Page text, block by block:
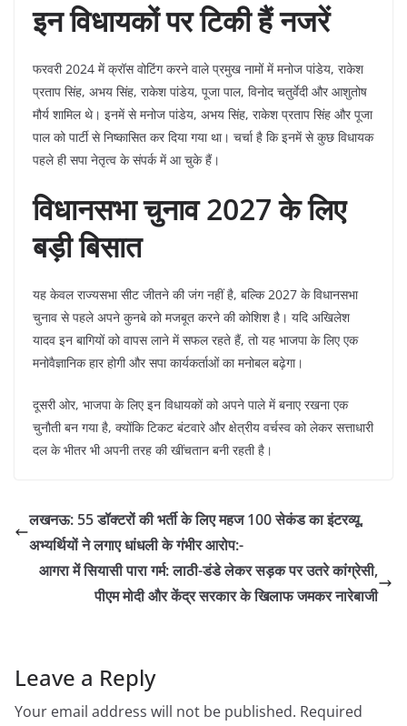
इन विधायकों पर टिकी हैं नजरें
​फरवरी 2024 में क्रॉस वोटिंग करने वाले प्रमुख नामों में मनोज पांडेय, राकेश
प्रताप सिंह, अभय सिंह, राकेश पांडेय, पूजा पाल, विनोद चतुर्वेदी और आशुतोष
मौर्य शामिल थे। इनमें से मनोज पांडेय, अभय सिंह, राकेश प्रताप सिंह और पूजा
पाल को पार्टी से निष्कासित कर दिया गया था। चर्चा है कि इनमें से कुछ विधायक
पहले ही सपा नेतृत्व के संपर्क में आ चुके हैं।
विधानसभा चुनाव 2027 के लिए
बड़ी बिसात
​यह केवल राज्यसभा सीट जीतने की जंग नहीं है, बल्कि 2027 के विधानसभा
चुनाव से पहले अपने कुनबे को मजबूत करने की कोशिश है। यदि अखिलेश
यादव इन बागियों को वापस लाने में सफल रहते हैं, तो यह भाजपा के लिए एक
मनोवैज्ञानिक हार होगी और सपा कार्यकर्ताओं का मनोबल बढ़ेगा।
​दूसरी ओर, भाजपा के लिए इन विधायकों को अपने पाले में बनाए रखना एक
चुनौती बन गया है, क्योंकि टिकट बंटवारे और क्षेत्रीय वर्चस्व को लेकर सत्ताधारी
दल के भीतर भी अपनी तरह की खींचतान बनी रहती है।
​लखनऊ: 55 डॉक्टरों की भर्ती के लिए महज 100 सेकंड का इंटरव्यू,
अभ्यर्थियों ने लगाए धांधली के गंभीर आरोप:-
आगरा में सियासी पारा गर्म: लाठी-डंडे लेकर सड़क पर उतरे कांग्रेसी,
पीएम मोदी और केंद्र सरकार के खिलाफ जमकर नारेबाजी
Leave a Reply
Your email address will not be published. Required